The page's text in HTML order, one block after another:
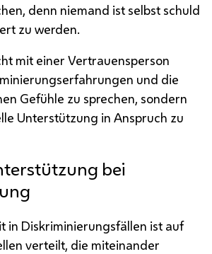
denn niemand ist selbst schuld
zu werden.
mit einer Vertrauensperson
und die
Gefühle zu sprechen, sondern
Unterstützung in Anspruch zu
bei
in Diskriminierungsfällen ist auf
verteilt, die miteinander